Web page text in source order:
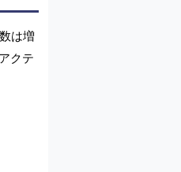
は増
クテ